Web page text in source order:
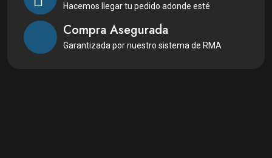
Hacemos llegar tu pedido adonde esté
Compra Asegurada
Garantizada por nuestro sistema de RMA